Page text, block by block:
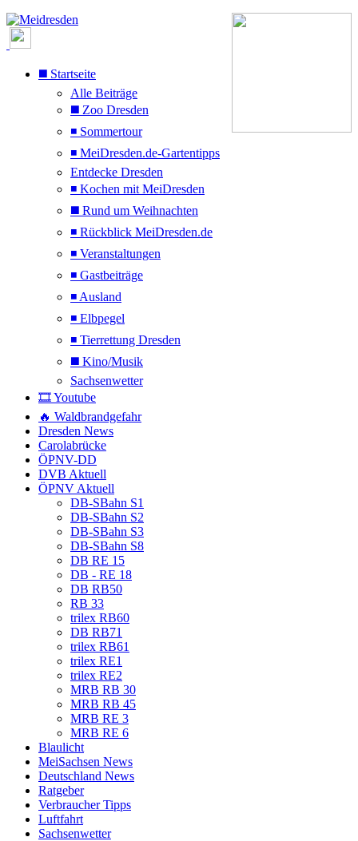
◼️ Startseite
Alle Beiträge
◼️ Zoo Dresden
◾ Sommertour
◾ MeiDresden.de-Gartentipps
Entdecke Dresden
◾ Kochen mit MeiDresden
◼️ Rund um Weihnachten
◾ Rückblick MeiDresden.de
◾ Veranstaltungen
◾ Gastbeiträge
◾ Ausland
◾ Elbpegel
◾ Tierrettung Dresden
◼️ Kino/Musik
Sachsenwetter
🎞️ Youtube
🔥 Waldbrandgefahr
Dresden News
Carolabrücke
ÖPNV-DD
DVB Aktuell
ÖPNV Aktuell
DB-SBahn S1
DB-SBahn S2
DB-SBahn S3
DB-SBahn S8
DB RE 15
DB - RE 18
DB RB50
RB 33
trilex RB60
DB RB71
trilex RB61
trilex RE1
trilex RE2
MRB RB 30
MRB RB 45
MRB RE 3
MRB RE 6
Blaulicht
MeiSachsen News
Deutschland News
Ratgeber
Verbraucher Tipps
Luftfahrt
Sachsenwetter